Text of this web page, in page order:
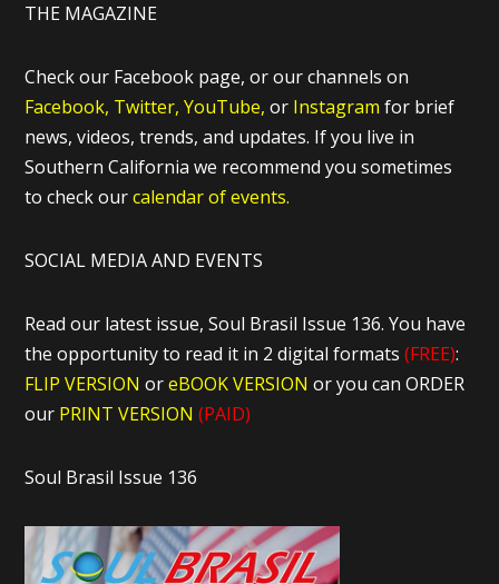
THE MAGAZINE
Check our Facebook page, or our channels on
Facebook, Twitter, YouTube, or Instagram for brief
news, videos, trends, and updates. If you live in
Southern California we recommend you sometimes
to check ourcalendar of events.
SOCIAL MEDIA AND EVENTS
Read our latest issue, Soul Brasil Issue 136. You have
the opportunity to read it in 2 digital formats(FREE):
FLIP VERSION oreBOOK VERSIONor you can ORDER
our PRINT VERSION (PAID)
Soul Brasil Issue 136